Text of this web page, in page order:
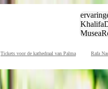
Zoeken:
Khalifa
Musea
Tickets voor de kathedraal van Palma Rafa